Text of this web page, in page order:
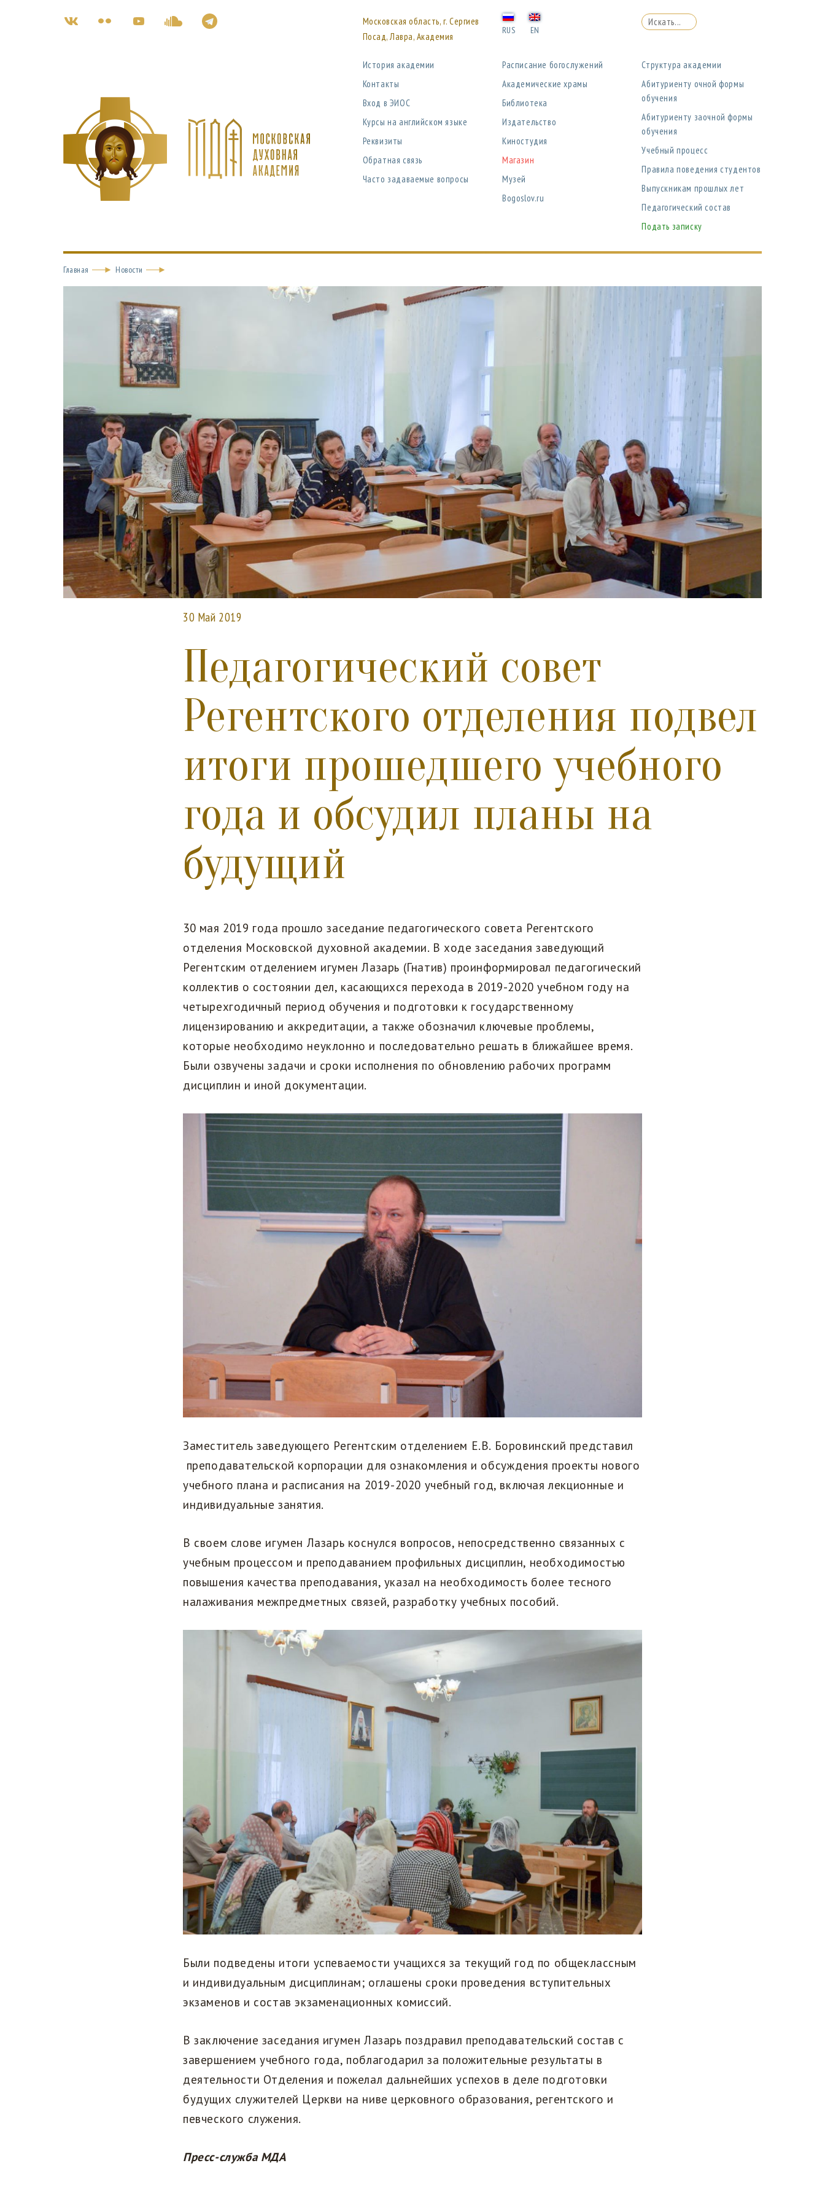
Московская область, г. Сергиев
Посад, Лавра, Академия
RUS EN
История академии
Контакты
Вход в ЭИОС
Курсы на английском языке
Реквизиты
Обратная связь
Часто задаваемые вопросы
Расписание богослужений
Академические храмы
Библиотека
Издательство
Киностудия
Магазин
Музей
Bogoslov.ru
Структура академии
Абитуриенту очной формы
обучения
Абитуриенту заочной формы
обучения
Учебный процесс
Правила поведения студентов
Выпускникам прошлых лет
Педагогический состав
Подать записку
Главная Новости
30 Май 2019
Педагогический совет
Регентского отделения подвел
итоги прошедшего учебного
года и обсудил планы на
будущий
30 мая 2019 года прошло заседание педагогического совета Регентского
отделения Московской духовной академии.​ В ходе заседания заведующий
Регентским отделением​ игумен Лазарь (Гнатив)​ проинформировал педагогический
коллектив о состоянии дел, касающихся перехода в 2019-2020 учебном году на
четырехгодичный период обучения и подготовки к государственному
лицензированию и аккредитации, а также обозначил ключевые проблемы,
которые необходимо неуклонно и последовательно решать в ближайшее время.
Были озвучены задачи и сроки исполнения по обновлению рабочих программ
дисциплин и иной документации.
Заместитель заведующего Регентским отделением Е.В. Боровинский представил​
преподавательской корпорации для ознакомления и обсуждения проекты нового
учебного плана и расписания на 2019-2020 учебный год, включая лекционные и
индивидуальные занятия.
В своем слове игумен Лазарь коснулся вопросов, непосредственно связанных с
учебным процессом и преподаванием профильных дисциплин, необходимостью
повышения качества преподавания, указал на​ необходимость более тесного
налаживания межпредметных связей, разработку учебных пособий.
Были подведены итоги​ успеваемости учащихся за текущий год по общеклассным
и индивидуальным дисциплинам; оглашены сроки проведения вступительных
экзаменов и состав экзаменационных комиссий.
В заключение заседания игумен Лазарь поздравил преподавательский состав с
завершением учебного года, поблагодарил за положительные результаты в
деятельности Отделения и пожелал дальнейших успехов в деле подготовки
будущих служителей Церкви на ниве церковного образования, регентского и
певческого служения.
Пресс-служба МДА